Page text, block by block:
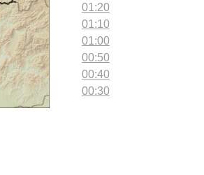
01:20
01:10
01:00
00:50
00:40
00:30